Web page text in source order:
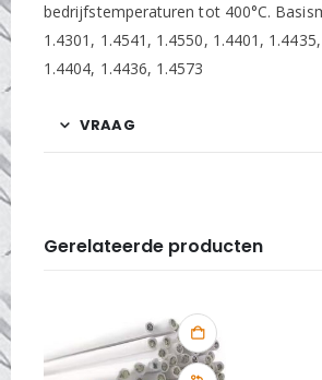
bedrijfstemperaturen tot 400°C.
1.4301, 1.4541, 1.4550, 1.4401,
1.4404, 1.4436, 1.4573
VRAAG
Gerelateerde producten